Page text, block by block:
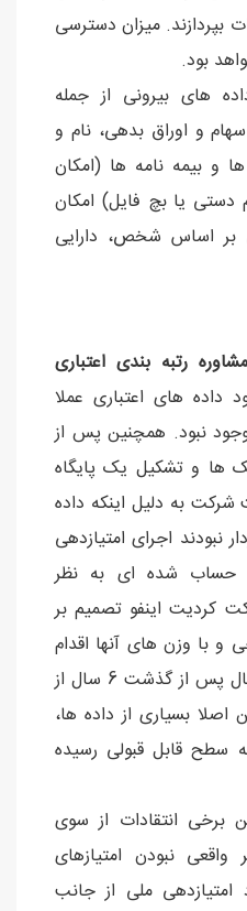
بپردازند. میزان دسترسی
بود.
های بیرونی از جمله
و اوراق بدهی، نام و
و بیمه نامه ها (امکان
دستی یا بچ فایل) امکان
بر اساس شخص، دارایی
رتبه بندی اعتباری
داده های اعتباری عملا
نبود. همچنین پس از
ها و تشکیل یک پایگاه
شرکت به دلیل اینکه داده
نبودند اجرای امتیازدهی
و حساب شده ای به نظر
کردیت اینفو تصمیم بر
با وزن های آنها اقدام
به امتیازدهی افراد شود. حال پس از گذشت 6 سال از
اصلا بسیاری از داده ها،
سطح قابل قبولی رسیده
انتقادات از سوی
واقعی نبودن امتیازهای
ملی از جانب